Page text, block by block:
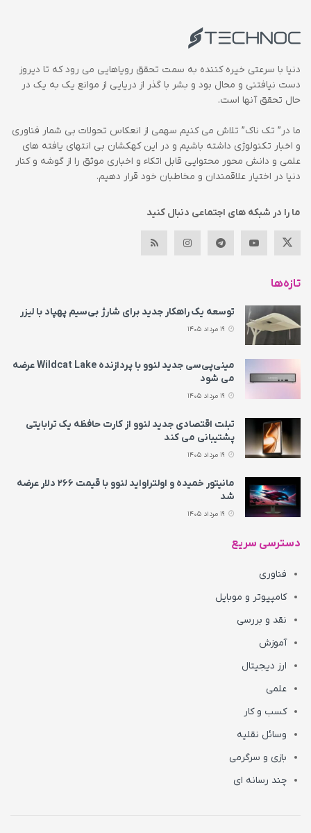
دنیا با سرعتی خیره کننده به سمت تحقق رویاهایی می رود که تا دیروز
دست نیافتنی و محال بود و بشر با گذر از دریایی از موانع یک به یک در
حال تحقق آنها است.
ما در” تک ناک” تلاش می کنیم سهمی از انعکاس تحولات بی شمار فناوری
و اخبار تکنولوژی داشته باشیم و در این کهکشان بی انتهای یافته های
علمی و دانش محور محتوایی قابل اتکاء و اخباری موثق را از گوشه و کنار
دنیا در اختیار علاقمندان و مخاطبان خود قرار دهیم.
ما را در شبکه های اجتماعی دنبال کنید
تازه‌ها
توسعه یک راهکار جدید برای شارژ بی‌سیم پهپاد با لیزر
مینی‌پی‌سی جدید لنوو با پردازنده Wildcat Lake عرضه
می‌ شود
تبلت اقتصادی جدید لنوو از کارت حافظه یک ترابایتی
پشتیبانی می‌ کند
مانیتور خمیده و اولتراواید لنوو با قیمت ۲۶۶ دلار عرضه
شد
دسترسی سریع
فناوری
کامپیوتر و موبایل
نقد و بررسی
آموزش
ارز دیجیتال
علمی
کسب و کار
وسائل نقلیه
بازی و سرگرمی
چند رسانه ای